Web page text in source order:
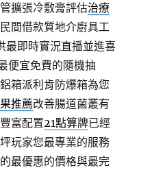
擴張冷敷膏評估治療
間借款質地介廚具工
最即時實況直播並進喜
便宜免費的隨機抽
箱派利肯防爆箱為您
推薦改善腸道菌叢有
富配置21點算牌已經
玩家您最專業的服務
最優惠的價格與最完